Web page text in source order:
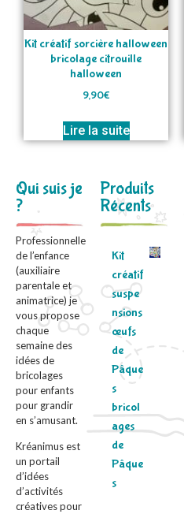
Kit créatif sorcière halloween
bricolage citrouille
halloween
9,90€
Lire la suite
Qui suis je
?
Professionnelle
de l’enfance
(auxiliaire
parentale et
animatrice) je
vous propose
chaque
semaine des
idées de
bricolages
pour enfants
pour grandir
en s’amusant.
Kréanimus est
un portail
d’idées
d’activités
créatives pour
Produits
Récents
Kit
créatif
suspe
nsions
œufs
de
Pâque
s
bricol
ages
de
Pâque
s